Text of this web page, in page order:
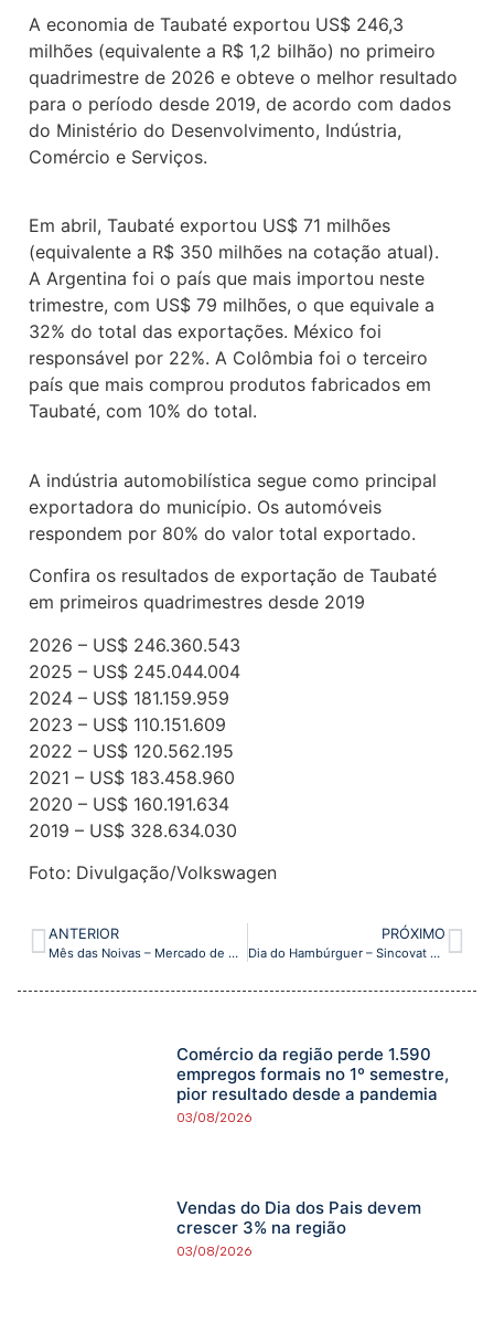
A economia de Taubaté exportou US$ 246,3
milhões (equivalente a R$ 1,2 bilhão) no primeiro
quadrimestre de 2026 e obteve o melhor resultado
para o período desde 2019, de acordo com dados
do Ministério do Desenvolvimento, Indústria,
Comércio e Serviços.
Em abril, Taubaté exportou US$ 71 milhões
(equivalente a R$ 350 milhões na cotação atual).
A Argentina foi o país que mais importou neste
trimestre, com US$ 79 milhões, o que equivale a
32% do total das exportações. México foi
responsável por 22%. A Colômbia foi o terceiro
país que mais comprou produtos fabricados em
Taubaté, com 10% do total.
A indústria automobilística segue como principal
exportadora do município. Os automóveis
respondem por 80% do valor total exportado.
Confira os resultados de exportação de Taubaté
em primeiros quadrimestres desde 2019
2026 – US$ 246.360.543
2025 – US$ 245.044.004
2024 – US$ 181.159.959
2023 – US$ 110.151.609
2022 – US$ 120.562.195
2021 – US$ 183.458.960
2020 – US$ 160.191.634
2019 – US$ 328.634.030
Foto: Divulgação/Volkswagen
ANTERIOR
Mês das Noivas – Mercado de Casamentos estimula economia da RM Vale e movimenta mais de R$ 1 bilhão por ano
PRÓXIMO
Dia do Hambúrguer – Sincovat Negócios mostra as variações do lanche na região do Vale do Paraíba
Comércio da região perde 1.590
empregos formais no 1º semestre,
pior resultado desde a pandemia
03/08/2026
Vendas do Dia dos Pais devem
crescer 3% na região
03/08/2026